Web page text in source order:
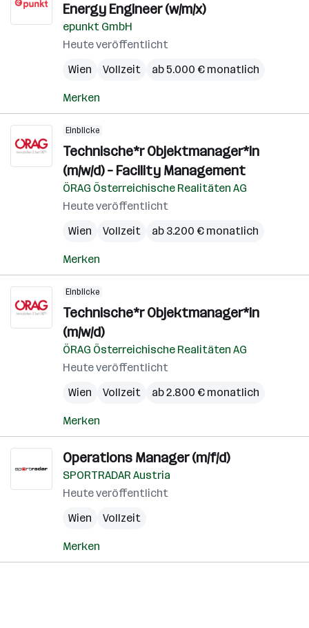
Energy Engineer (w/m/x)
epunkt GmbH
Heute veröffentlicht
Wien
Vollzeit ab 5.000 € monatlich
Merken
Einblicke
Technische*r Objektmanager*in
(m/w/d) – Facility Management
ÖRAG Österreichische Realitäten AG
Heute veröffentlicht
Wien
Vollzeit ab 3.200 € monatlich
Merken
Einblicke
Technische*r Objektmanager*in
(m/w/d)
ÖRAG Österreichische Realitäten AG
Heute veröffentlicht
Wien
Vollzeit ab 2.800 € monatlich
Merken
Operations Manager (m/f/d)
SPORTRADAR Austria
Heute veröffentlicht
Wien
Vollzeit
Merken